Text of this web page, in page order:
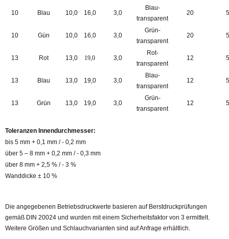
10 Blau 10,0 16,0 3,0
Blau-
transparent
20
10 Gün 10,0 16,0 3,0
Grün-
transparent
20
13 Rot 13,0 19,0 3,0
Rot-
transparent
12
13 Blau 13,0 19,0 3,0
Blau-
transparent
12
13 Grün 13,0 19,0 3,0
Grün-
transparent
12
Toleranzen Innendurchmesser:
bis 5 mm + 0,1 mm / - 0,2 mm
über 5 – 8 mm + 0,2 mm / - 0,3 mm
über 8 mm + 2,5 % / - 3 %
Wanddicke ± 10 %
Die angegebenen Betriebsdruckwerte basieren auf Berstdruckprüfungen
gemäß DIN 20024 und wurden mit einem Sicherheitsfaktor von 3 ermittelt.
Weitere Größen und Schlauchvarianten sind auf Anfrage erhältlich.